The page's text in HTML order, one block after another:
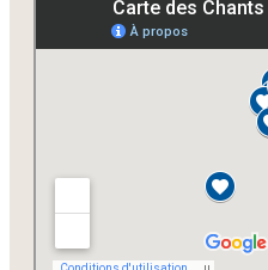
newsletters